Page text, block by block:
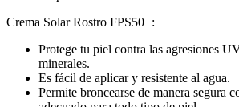
Crema Solar Rostro FPS50+:
Protege tu piel contra las agresiones
minerales.
Es fácil de aplicar y resistente al agua.
Permite broncearse de manera segura